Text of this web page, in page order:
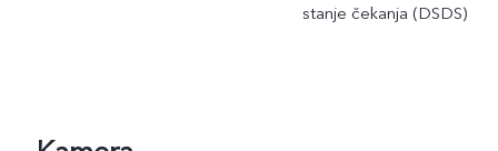
stanje čekanja (DSDS)